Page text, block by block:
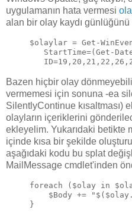
uygulamanın hata vermesi
alan bir olay kaydı
$olaylar = Get-
StartTime=(Get-
Bazen hiçbir olay
vermemesi için sonuna -ea
SilentlyContinue kısaltması)
olayların içeriklerini
ekleyelim. Yukarıdaki betikte
içinde kısa bir şekilde
aşağıdaki kodu bu splat
MailMessage cmdlet'inden
foreach ($olay in
$Body +=
}